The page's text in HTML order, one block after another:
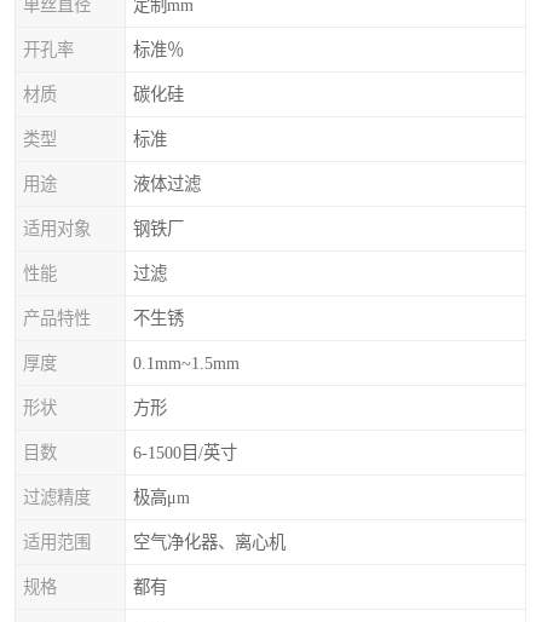
单丝直径 定制mm
开孔率 标准％
材质 碳化硅
类型 标准
用途 液体过滤
适用对象 钢铁厂
性能 过滤
产品特性 不生锈
厚度 0.1mm~1.5mm
形状 方形
目数 6-1500目/英寸
过滤精度 极高μm
适用范围 空气净化器、离心机
规格 都有